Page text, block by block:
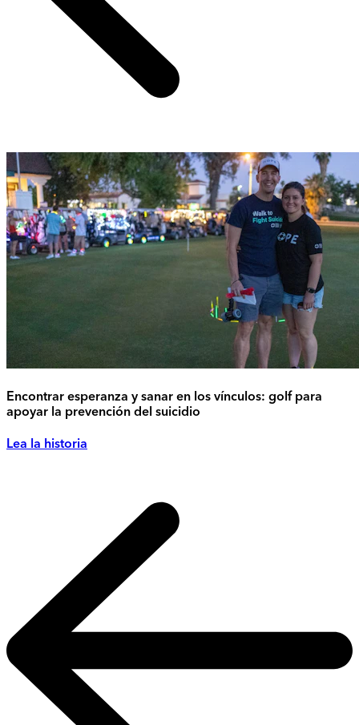
Encontrar esperanza y sanar en los vínculos: golf para
apoyar la prevención del suicidio
Lea la historia